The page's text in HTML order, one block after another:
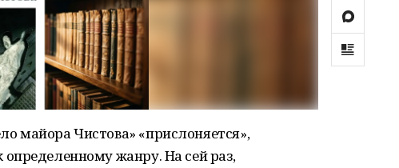
майора Чистова» «прислоняется»,
определенному жанру. На сей раз,